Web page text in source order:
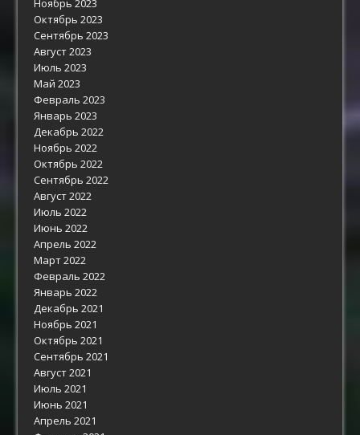
Октябрь 2023
Сентябрь 2023
Август 2023
Июль 2023
Май 2023
Февраль 2023
Январь 2023
Декабрь 2022
Ноябрь 2022
Октябрь 2022
Сентябрь 2022
Август 2022
Июль 2022
Июнь 2022
Апрель 2022
Март 2022
Февраль 2022
Январь 2022
Декабрь 2021
Ноябрь 2021
Октябрь 2021
Сентябрь 2021
Август 2021
Июль 2021
Июнь 2021
Апрель 2021